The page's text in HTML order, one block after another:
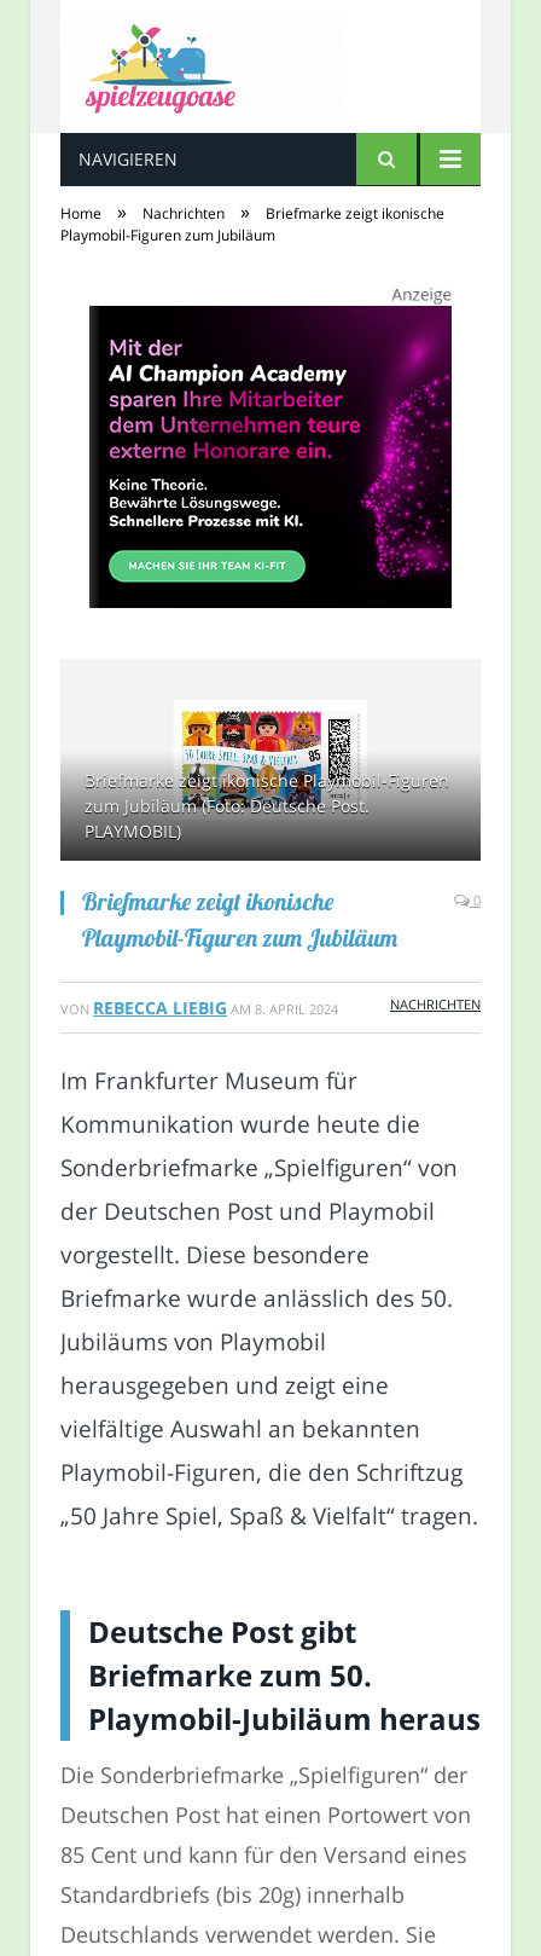
Spielzeugoase
NAVIGIEREN
Home » Nachrichten »
Briefmarke zeigt ikonische
Playmobil-Figuren zum Jubiläum
Briefmarke zeigt ikonische Playmobil-Figuren
zum Jubiläum (Foto: Deutsche Post.
PLAYMOBIL)
Briefmarke zeigt ikonische
Playmobil-Figuren zum Jubiläum
0
VON REBECCA LIEBIG AM 8. APRIL 2024 NACHRICHTEN
Im Frankfurter Museum für
Kommunikation wurde heute die
Sonderbriefmarke „Spielfiguren“ von
der Deutschen Post und Playmobil
vorgestellt. Diese besondere
Briefmarke wurde anlässlich des 50.
Jubiläums von Playmobil
herausgegeben und zeigt eine
vielfältige Auswahl an bekannten
Playmobil-Figuren, die den Schriftzug
„50 Jahre Spiel, Spaß & Vielfalt“ tragen.
Deutsche Post gibt
Briefmarke zum 50.
Playmobil-Jubiläum heraus
Die Sonderbriefmarke „Spielfiguren“ der
Deutschen Post hat einen Portowert von
85 Cent und kann für den Versand eines
Standardbriefs (bis 20g) innerhalb
Deutschlands verwendet werden. Sie